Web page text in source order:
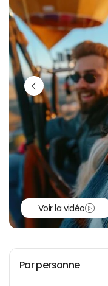
Voir la vidéo
Par personne